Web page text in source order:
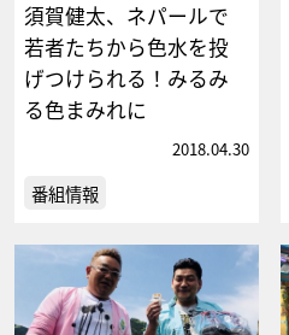
須賀健太、ネパールで
若者たちから色水を投
げつけられる！みるみ
る色まみれに
2018.04.30
番組情報